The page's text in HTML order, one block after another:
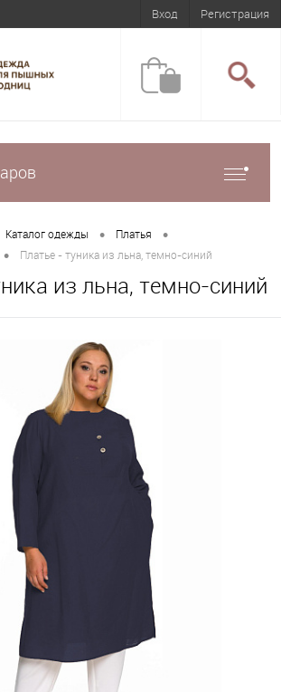
Вход Регистрация
Каталог одежды • Платья •
• Платье - туника из льна, темно-синий
из льна, темно-синий